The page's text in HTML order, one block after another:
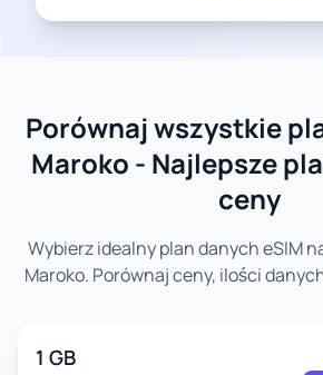
Porównaj wszystkie
Maroko - Najlepsze
ceny
Wybierz idealny plan danych eSIM
Maroko. Porównaj ceny, ilości
1 GB